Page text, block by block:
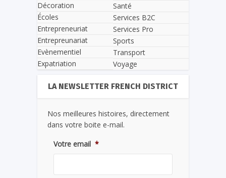
Décoration
Écoles
Entrepreneuriat
Entrepreunariat
Evènementiel
Expatriation
Santé
Services B2C
Services Pro
Sports
Transport
Voyage
LA NEWSLETTER FRENCH DISTRICT
Nos meilleures histoires, directement
dans votre boite e-mail.
Votre email *